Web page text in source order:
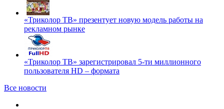
«Триколор ТВ» презентует новую модель работы на
рекламном рынке
«Триколор ТВ» зарегистрировал 5-ти миллионного
пользователя HD – формата
Все новости